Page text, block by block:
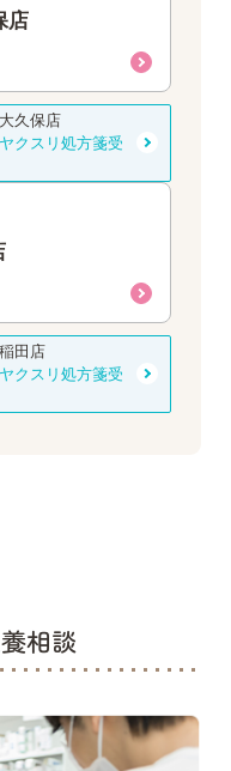
店
久保店
クスリ処方箋受
田店
クスリ処方箋受
相談